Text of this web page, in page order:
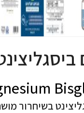
בשיחרור